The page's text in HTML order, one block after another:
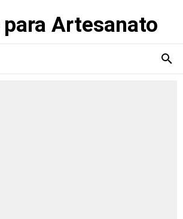
Artesanato